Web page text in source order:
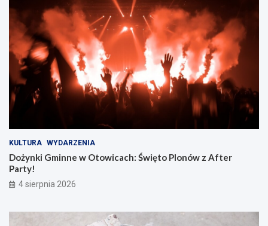
KULTURA WYDARZENIA
Dożynki Gminne w Otowicach: Święto Plonów z After
Party!
4 sierpnia 2026